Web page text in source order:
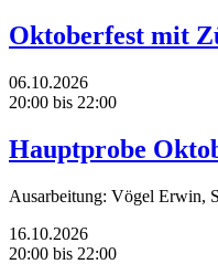
Oktoberfest mit
06.10.2026
20:00 bis 22:00
Hauptprobe
Ausarbeitung: Vögel Erwin,
16.10.2026
20:00 bis 22:00